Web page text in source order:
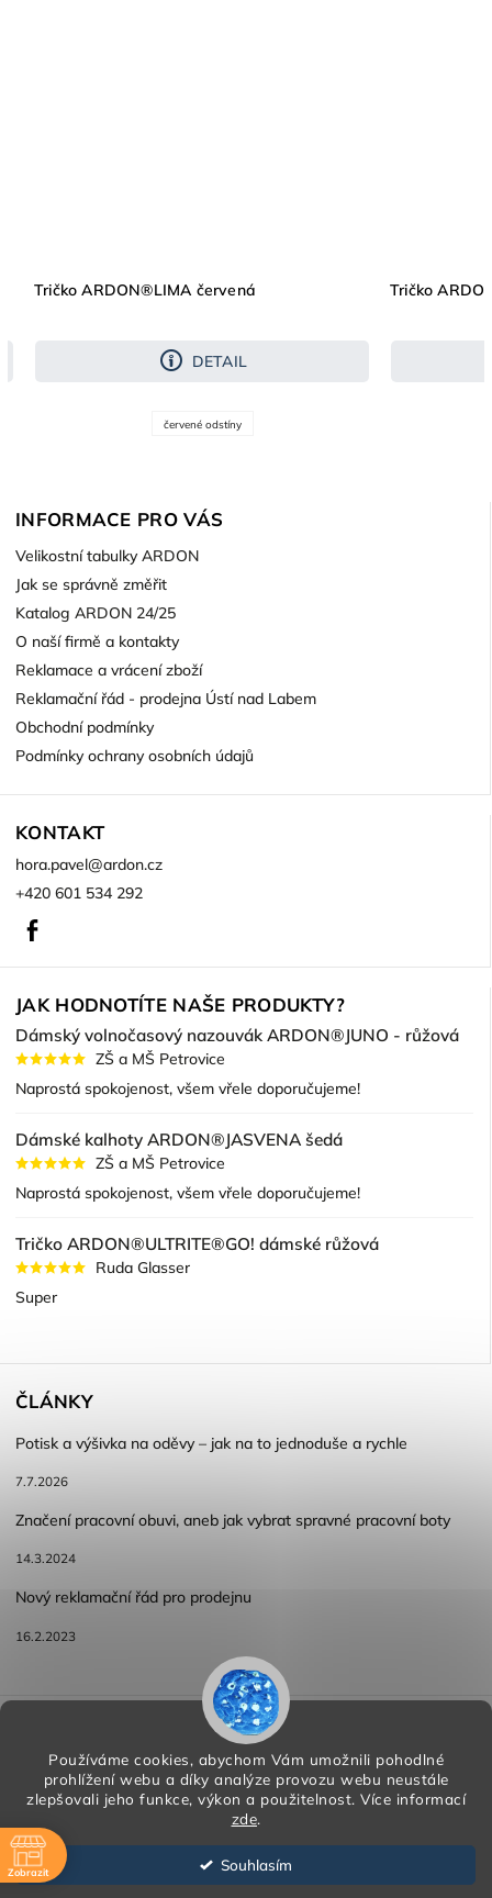
Používáme cookies, abychom Vám umožnili pohodlné
prohlížení webu a díky analýze provozu webu neustále
zlepšovali jeho funkce, výkon a použitelnost. Více informací
zde.
Souhlasím
Tričko ARDON®LIMA červená
DETAIL
červené odstíny
Tričko
INFORMACE PRO VÁS
Velikostní tabulky ARDON
Jak se správně změřit
Katalog ARDON 24/25
O naší firmě a kontakty
Reklamace a vrácení zboží
Reklamační řád - prodejna Ústí nad Labem
Obchodní podmínky
Podmínky ochrany osobních údajů
KONTAKT
hora.pavel@ardon.cz
+420 601 534 292
JAK HODNOTÍTE NAŠE PRODUKTY?
Dámský volnočasový nazouvák ARDON®JUNO - růžová
ZŠ a MŠ Petrovice
Naprostá spokojenost, všem vřele doporučujeme!
Dámské kalhoty ARDON®JASVENA šedá
ZŠ a MŠ Petrovice
Naprostá spokojenost, všem vřele doporučujeme!
Tričko ARDON®ULTRITE®GO! dámské růžová
Ruda Glasser
Super
ČLÁNKY
Potisk a výšivka na oděvy – jak na to jednoduše a rychle
7.7.2026
Značení pracovní obuvi, aneb jak vybrat spravné pracovní boty
14.3.2024
Nový reklamační řád pro prodejnu
16.2.2023
Reklamace a vracení zboží
Podmínky ochrany osobních údajů
Copyright 2026 HORA PP s.r.o.
Shoptet | Design
Zobrazit